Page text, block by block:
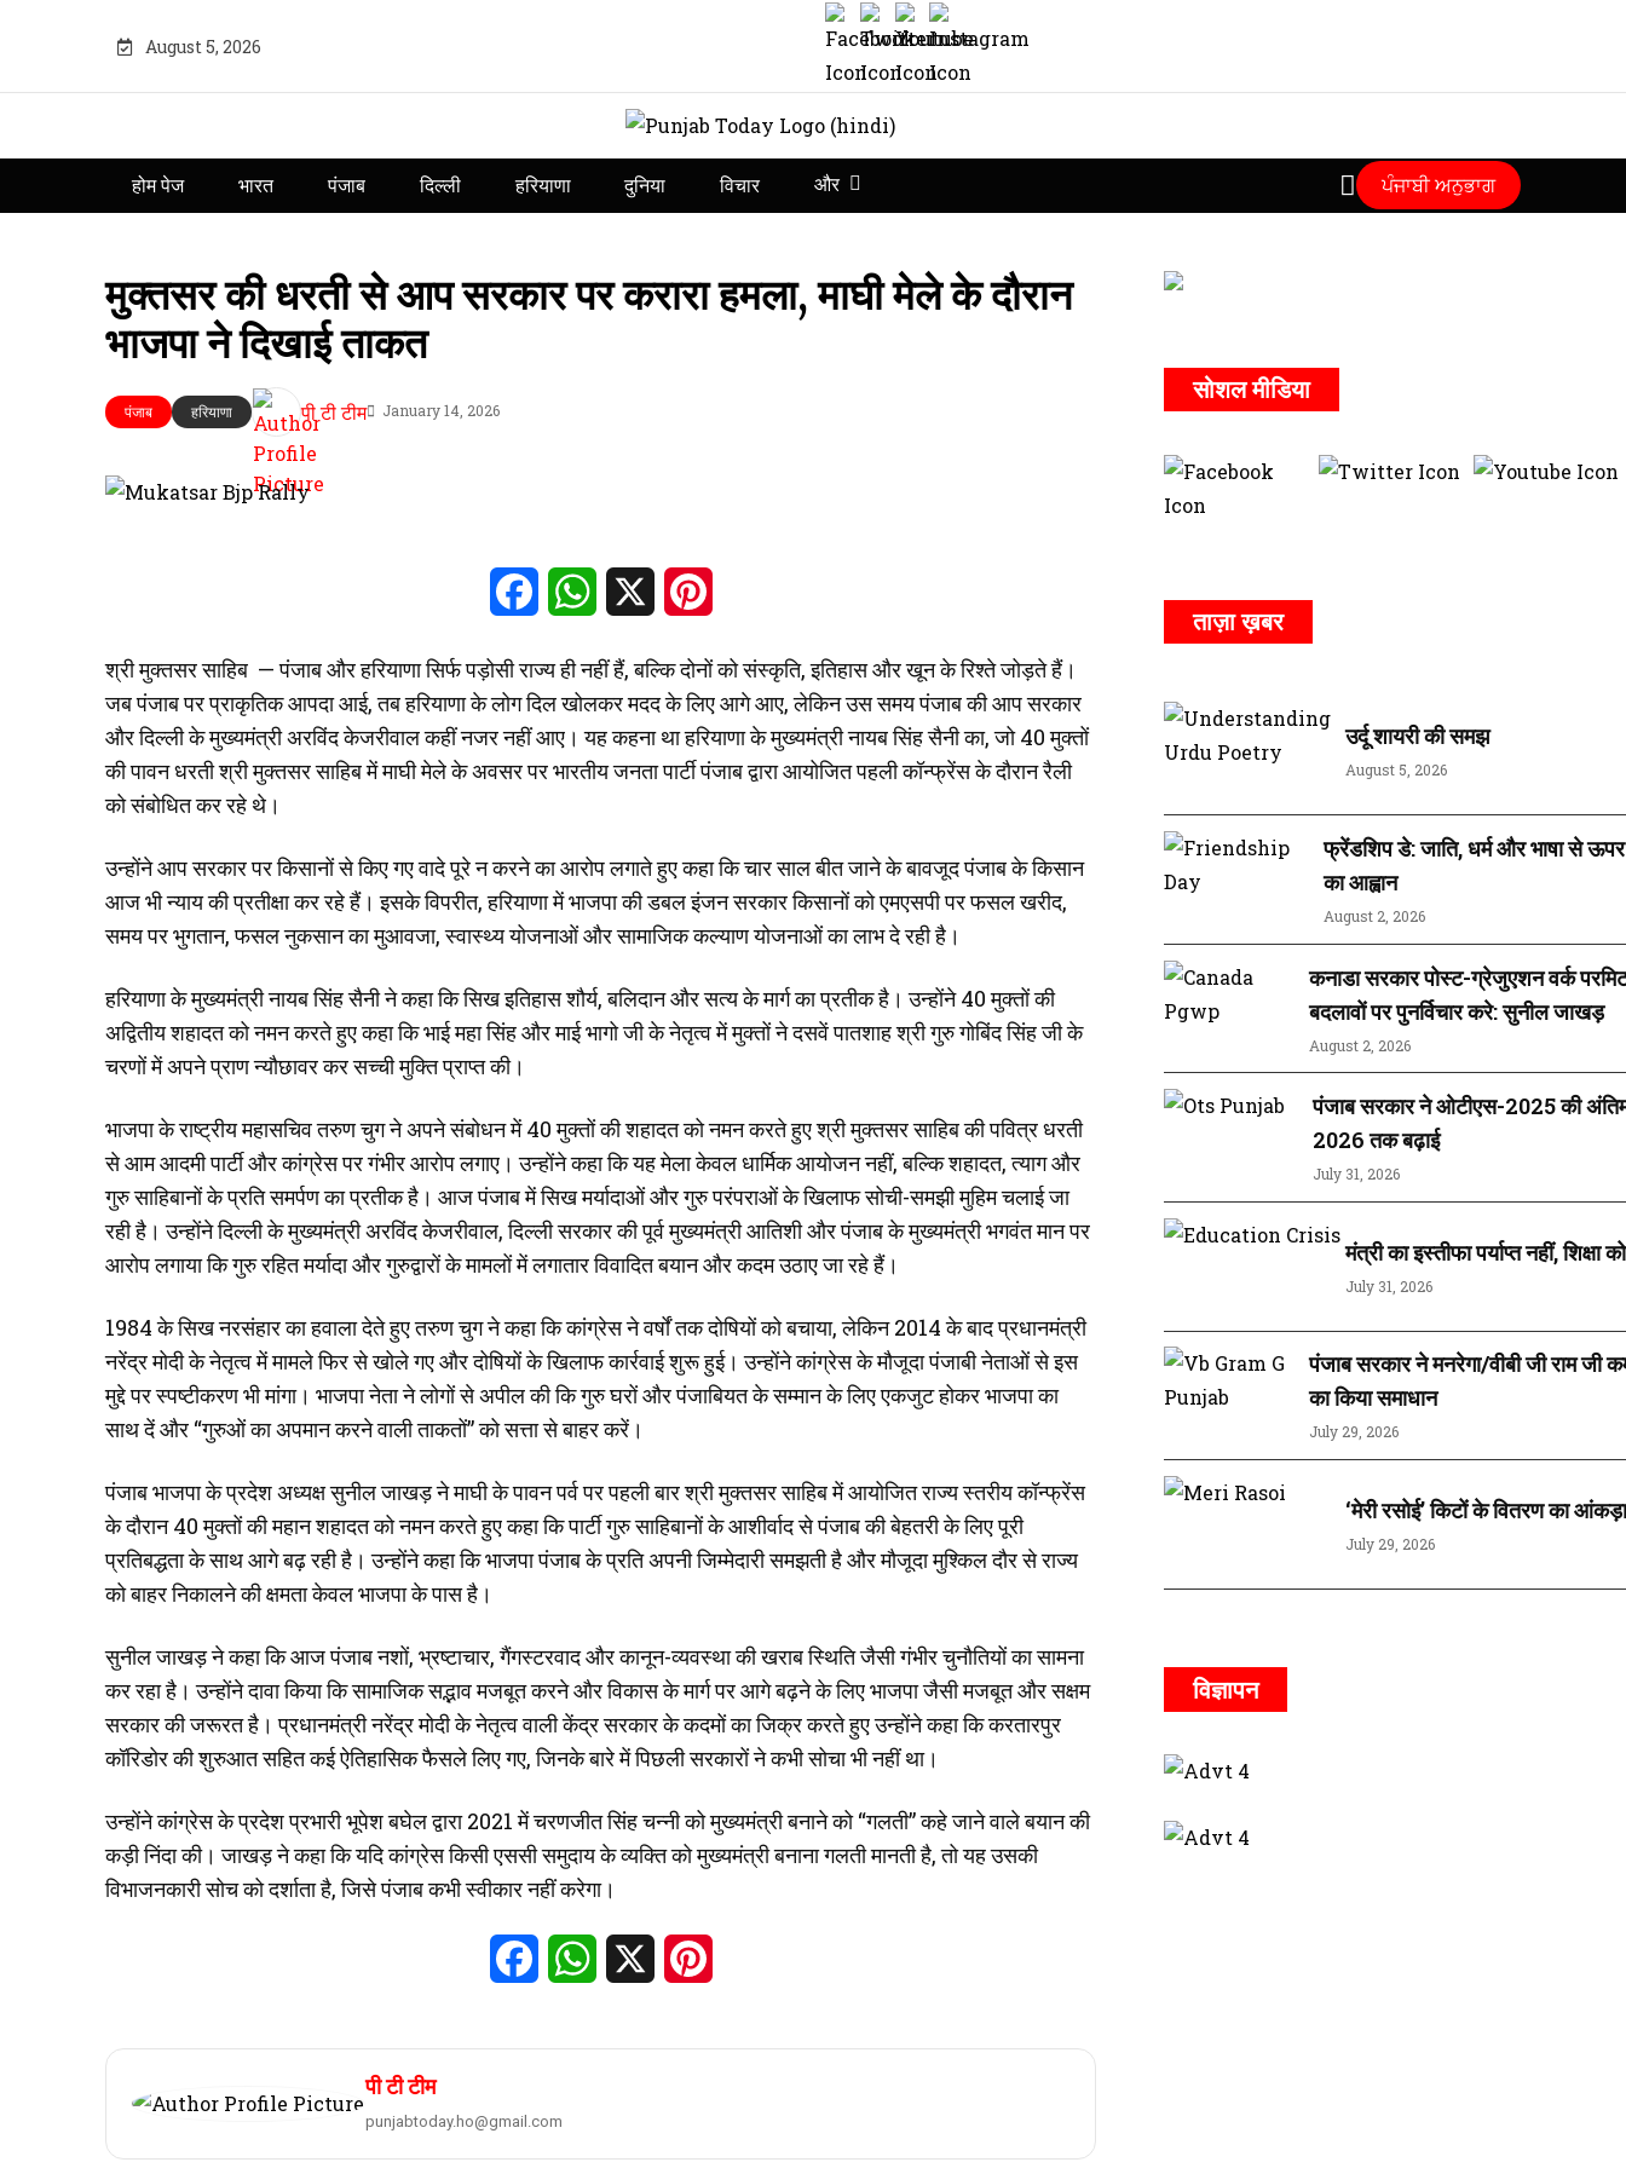
August 5, 2026
होम पेज भारत पंजाब दिल्ली हरियाणा दुनिया विचार और ਪੰਜਾਬੀ ਅਨੁਭਾਗ
मुक्तसर की धरती से आप सरकार पर करारा हमला, माघी मेले के दौरान
भाजपा ने दिखाई ताकत
पंजाब हरियाणा पी टी टीम January 14, 2026
FacebookWhatsApp
श्री मुक्तसर साहिब — पंजाब और हरियाणा सिर्फ पड़ोसी राज्य ही नहीं हैं, बल्कि दोनों को संस्कृति, इतिहास और खून के रिश्ते जोड़ते हैं।
जब पंजाब पर प्राकृतिक आपदा आई, तब हरियाणा के लोग दिल खोलकर मदद के लिए आगे आए, लेकिन उस समय पंजाब की आप सरकार
और दिल्ली के मुख्यमंत्री अरविंद केजरीवाल कहीं नजर नहीं आए। यह कहना था हरियाणा के मुख्यमंत्री नायब सिंह सैनी का, जो 40 मुक्तों
की पावन धरती श्री मुक्तसर साहिब में माघी मेले के अवसर पर भारतीय जनता पार्टी पंजाब द्वारा आयोजित पहली कॉन्फ्रेंस के दौरान रैली
को संबोधित कर रहे थे।
उन्होंने आप सरकार पर किसानों से किए गए वादे पूरे न करने का आरोप लगाते हुए कहा कि चार साल बीत जाने के बावजूद पंजाब के किसान
आज भी न्याय की प्रतीक्षा कर रहे हैं। इसके विपरीत, हरियाणा में भाजपा की डबल इंजन सरकार किसानों को एमएसपी पर फसल खरीद,
समय पर भुगतान, फसल नुकसान का मुआवजा, स्वास्थ्य योजनाओं और सामाजिक कल्याण योजनाओं का लाभ दे रही है।
हरियाणा के मुख्यमंत्री नायब सिंह सैनी ने कहा कि सिख इतिहास शौर्य, बलिदान और सत्य के मार्ग का प्रतीक है। उन्होंने 40 मुक्तों की
अद्वितीय शहादत को नमन करते हुए कहा कि भाई महा सिंह और माई भागो जी के नेतृत्व में मुक्तों ने दसवें पातशाह श्री गुरु गोबिंद सिंह जी के
चरणों में अपने प्राण न्यौछावर कर सच्ची मुक्ति प्राप्त की।
भाजपा के राष्ट्रीय महासचिव तरुण चुग ने अपने संबोधन में 40 मुक्तों की शहादत को नमन करते हुए श्री मुक्तसर साहिब की पवित्र धरती
से आम आदमी पार्टी और कांग्रेस पर गंभीर आरोप लगाए। उन्होंने कहा कि यह मेला केवल धार्मिक आयोजन नहीं, बल्कि शहादत, त्याग और
गुरु साहिबानों के प्रति समर्पण का प्रतीक है। आज पंजाब में सिख मर्यादाओं और गुरु परंपराओं के खिलाफ सोची-समझी मुहिम चलाई जा
रही है। उन्होंने दिल्ली के मुख्यमंत्री अरविंद केजरीवाल, दिल्ली सरकार की पूर्व मुख्यमंत्री आतिशी और पंजाब के मुख्यमंत्री भगवंत मान पर
आरोप लगाया कि गुरु रहित मर्यादा और गुरुद्वारों के मामलों में लगातार विवादित बयान और कदम उठाए जा रहे हैं।
1984 के सिख नरसंहार का हवाला देते हुए तरुण चुग ने कहा कि कांग्रेस ने वर्षों तक दोषियों को बचाया, लेकिन 2014 के बाद प्रधानमंत्री
नरेंद्र मोदी के नेतृत्व में मामले फिर से खोले गए और दोषियों के खिलाफ कार्रवाई शुरू हुई। उन्होंने कांग्रेस के मौजूदा पंजाबी नेताओं से इस
मुद्दे पर स्पष्टीकरण भी मांगा। भाजपा नेता ने लोगों से अपील की कि गुरु घरों और पंजाबियत के सम्मान के लिए एकजुट होकर भाजपा का
साथ दें और “गुरुओं का अपमान करने वाली ताकतों” को सत्ता से बाहर करें।
पंजाब भाजपा के प्रदेश अध्यक्ष सुनील जाखड़ ने माघी के पावन पर्व पर पहली बार श्री मुक्तसर साहिब में आयोजित राज्य स्तरीय कॉन्फ्रेंस
के दौरान 40 मुक्तों की महान शहादत को नमन करते हुए कहा कि पार्टी गुरु साहिबानों के आशीर्वाद से पंजाब की बेहतरी के लिए पूरी
प्रतिबद्धता के साथ आगे बढ़ रही है। उन्होंने कहा कि भाजपा पंजाब के प्रति अपनी जिम्मेदारी समझती है और मौजूदा मुश्किल दौर से राज्य
को बाहर निकालने की क्षमता केवल भाजपा के पास है।
सुनील जाखड़ ने कहा कि आज पंजाब नशों, भ्रष्टाचार, गैंगस्टरवाद और कानून-व्यवस्था की खराब स्थिति जैसी गंभीर चुनौतियों का सामना
कर रहा है। उन्होंने दावा किया कि सामाजिक सद्भाव मजबूत करने और विकास के मार्ग पर आगे बढ़ने के लिए भाजपा जैसी मजबूत और सक्षम
सरकार की जरूरत है। प्रधानमंत्री नरेंद्र मोदी के नेतृत्व वाली केंद्र सरकार के कदमों का जिक्र करते हुए उन्होंने कहा कि करतारपुर
कॉरिडोर की शुरुआत सहित कई ऐतिहासिक फैसले लिए गए, जिनके बारे में पिछली सरकारों ने कभी सोचा भी नहीं था।
उन्होंने कांग्रेस के प्रदेश प्रभारी भूपेश बघेल द्वारा 2021 में चरणजीत सिंह चन्नी को मुख्यमंत्री बनाने को “गलती” कहे जाने वाले बयान की
कड़ी निंदा की। जाखड़ ने कहा कि यदि कांग्रेस किसी एससी समुदाय के व्यक्ति को मुख्यमंत्री बनाना गलती मानती है, तो यह उसकी
विभाजनकारी सोच को दर्शाता है, जिसे पंजाब कभी स्वीकार नहीं करेगा।
FacebookWhatsApp
पी टी टीम
punjabtoday.ho@gmail.com
सोशल मीडिया
ताज़ा ख़बर
उर्दू शायरी की समझ
August 5, 2026
फ्रेंडशिप डे: जाति, धर्म और भाषा से
का आह्वान
August 2, 2026
कनाडा सरकार पोस्ट-ग्रेजुएशन वर्क
बदलावों पर पुनर्विचार करे: सुनील जाखड़
August 2, 2026
पंजाब सरकार ने ओटीएस-2025 की
2026 तक बढ़ाई
July 31, 2026
मंत्री का इस्तीफा पर्याप्त नहीं, शिक्षा
July 31, 2026
पंजाब सरकार ने मनरेगा/वीबी जी राम जी
का किया समाधान
July 29, 2026
‘मेरी रसोई’ किटों के वितरण का
July 29, 2026
विज्ञापन